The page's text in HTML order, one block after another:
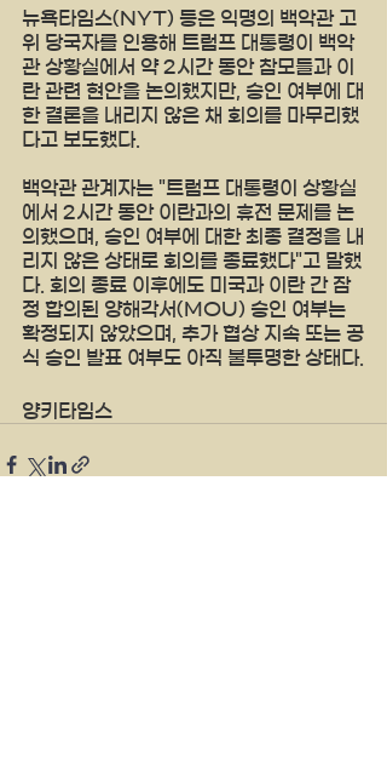
뉴욕타임스(NYT) 등은 익명의 백악관 고
위 당국자를 인용해 트럼프 대통령이 백악
관 상황실에서 약 2시간 동안 참모들과 이
란 관련 현안을 논의했지만, 승인 여부에 대
한 결론을 내리지 않은 채 회의를 마무리했
다고 보도했다.
백악관 관계자는 "트럼프 대통령이 상황실
에서 2시간 동안 이란과의 휴전 문제를 논
의했으며, 승인 여부에 대한 최종 결정을 내
리지 않은 상태로 회의를 종료했다"고 말했
다. 회의 종료 이후에도 미국과 이란 간 잠
정 합의된 양해각서(MOU) 승인 여부는
확정되지 않았으며, 추가 협상 지속 또는 공
식 승인 발표 여부도 아직 불투명한 상태다.
양키타임스